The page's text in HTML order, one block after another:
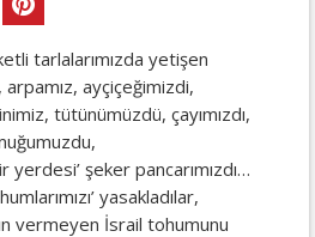
tarlalarımızda yetişen
arpamız, ayçiçeğimizdi,
tütünümüzdü, çayımızdı,
yerdesi’ şeker pancarımızdı…
yasakladılar,
vermeyen İsrail tohumunu